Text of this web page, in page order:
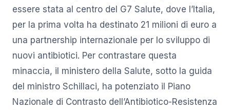
essere stata al centro del G7 Salute, dove l’Italia,
per la prima volta ha destinato 21 milioni di euro a
una partnership internazionale per lo sviluppo di
nuovi antibiotici. Per contrastare questa
minaccia, il ministero della Salute, sotto la guida
del ministro Schillaci, ha potenziato il Piano
Nazionale di Contrasto dell’Antibiotico-Resistenza